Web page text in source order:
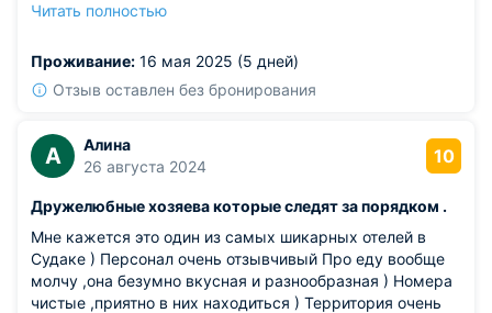
утопают в атмосфере комфорта и спокойствия. Тем
минимальные, а качество проживания на высоте.
Провести здесь несколько дней было истинным
Читать полностью
Проживание: 16 мая 2025 (5 дней)
Отзыв оставлен без бронирования
А
Алина
26 августа 2024
10
Дружелюбные хозяева которые следят за порядком .
Мне кажется это один из самых шикарных отелей в
Судаке ) Персонал очень отзывчивый Про еду вообще
молчу ,она безумно вкусная и разнообразная ) Номера
чистые ,приятно в них находиться ) Территория очень